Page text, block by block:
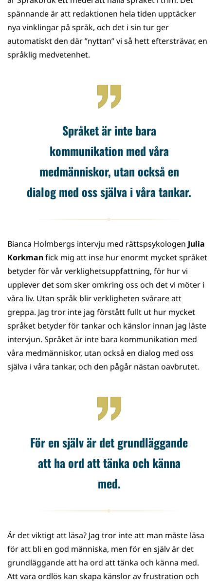
spännande är att redaktionen hela tiden upptäcker
nya vinklingar på språk, och det i sin tur ger
automatiskt den där ”nyttan” vi så hett eftersträvar, en
språklig medvetenhet.
Språket är inte bara
kommunikation med våra
medmänniskor, utan också en
dialog med oss själva i våra tankar.
Bianca Holmbergs intervju med rättspsykologen Julia
Korkmanfick mig att inse hur enormt mycket språket
betyder för vår verklighetsuppfattning, för hur vi
upplever det som sker omkring oss och det vi möter i
våra liv. Utan språk blir verkligheten svårare att
greppa. Jag tror inte jag förstått fullt ut hur mycket
språket betyder för tankar och känslor innan jag läste
intervjun. Språket är inte bara kommunikation med
våra medmänniskor, utan också en dialog med oss
själva i våra tankar, och den pågår nästan oavbrutet.
För en själv är det grundläggande
att ha ord att tänka och känna
med.
Är det viktigt att läsa? Jag tror inte att man måste läsa
för att bli en god människa, men för en själv är det
grundläggande att ha ord att tänka och känna med.
Att vara ordlös kan skapa känslor av frustration och